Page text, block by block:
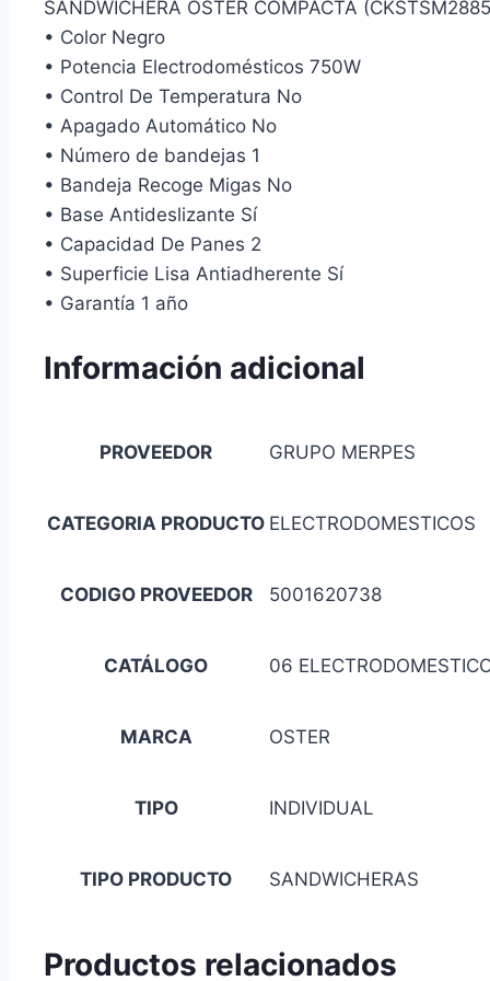
SANDWICHERA OSTER COMPACTA
• Color Negro
• Potencia Electrodomésticos 750W
• Control De Temperatura No
• Apagado Automático No
• Número de bandejas 1
• Bandeja Recoge Migas No
• Base Antideslizante Sí
• Capacidad De Panes 2
• Superficie Lisa Antiadherente Sí
• Garantía 1 año
Información adicional
PROVEEDOR GRUPO MERPES
CATEGORIA PRODUCTO ELECTRODOMESTICOS
CODIGO PROVEEDOR 5001620738
CATÁLOGO 06
MARCA OSTER
TIPO INDIVIDUAL
TIPO PRODUCTO SANDWICHERAS
Productos relacionados